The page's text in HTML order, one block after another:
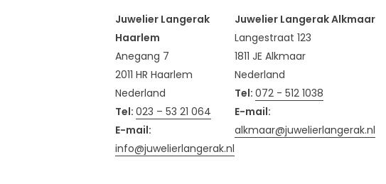
Juwelier Langerak
Haarlem
Anegang 7
2011 HR Haarlem
Nederland
Tel: 023 – 53 21 064
E-mail:
info@juwelierlangerak.nl
Juwelier Langerak Alkmaar
Langestraat 123
1811 JE Alkmaar
Nederland
Tel: 072 - 512 1038
E-mail:
alkmaar@juwelierlangerak.nl